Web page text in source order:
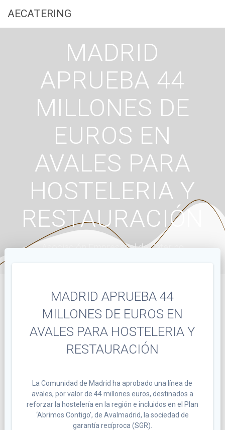
AECATERING
MADRID
APRUEBA 44
MILLONES DE
EUROS EN
AVALES PARA
HOSTELERIA Y
RESTAURACIÓN
Asociación Empresarial de Catering
MADRID APRUEBA 44
MILLONES DE EUROS EN
AVALES PARA HOSTELERIA Y
RESTAURACIÓN
La Comunidad de Madrid ha aprobado una línea de
avales, por valor de 44 millones euros, destinados a
reforzar la hostelería en la región e incluidos en el Plan
‘Abrimos Contigo’, de Avalmadrid, la sociedad de
garantía recíproca (SGR).